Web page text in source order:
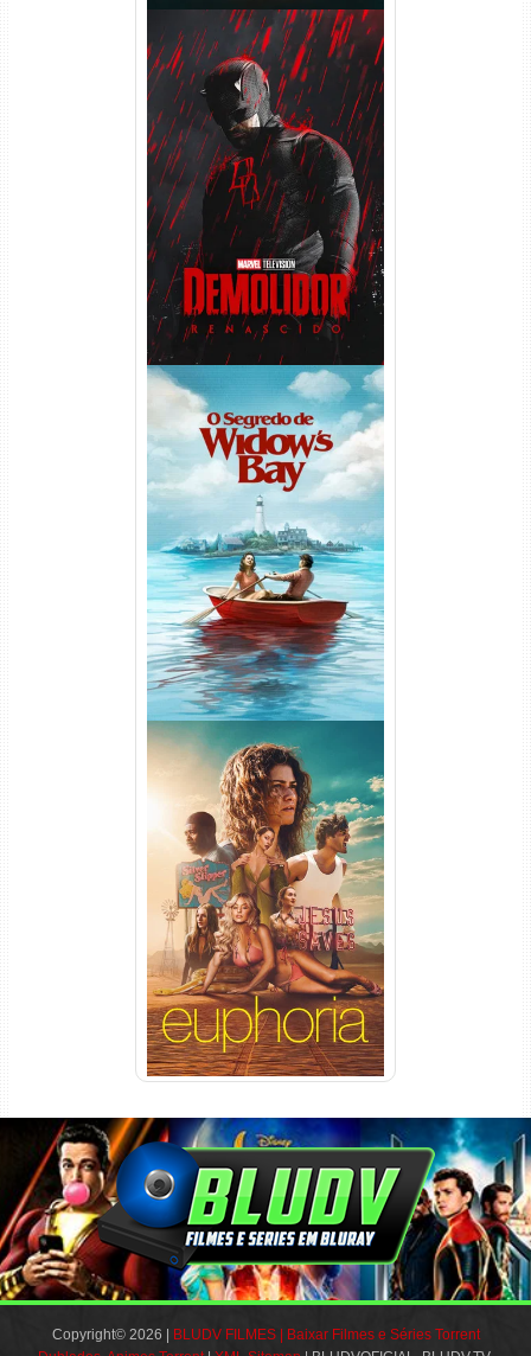
Demolidor: Renascido 2ª
Temporada (2026) WEB-DL
1080p Dual Áudio
O Segredo de Widow’s Bay
1ª Temporada Torrent (2026)
WEB-DL 1080p Dual Áudio
Euphoria 3ª Temporada
Torrent (2026) WEB-DL 1080p
Dual Áudio
Copyright© 2026 |
BLUDV FILMES | Baixar Filmes e Séries Torrent